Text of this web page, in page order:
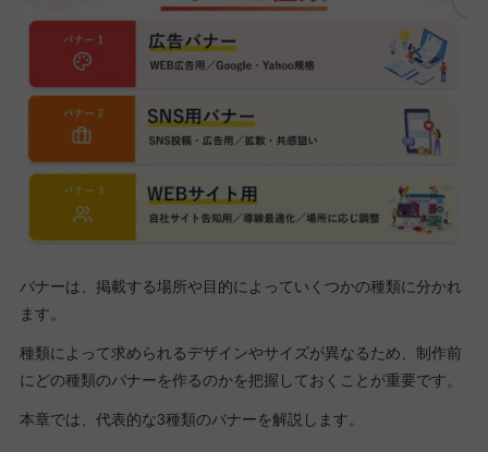
バナーは、掲載する場所や目的によっていくつかの種類に分かれ
ます。
種類によって求められるデザインやサイズが異なるため、制作前
にどの種類のバナーを作るのかを把握しておくことが重要です。
本章では、代表的な3種類のバナーを解説します。